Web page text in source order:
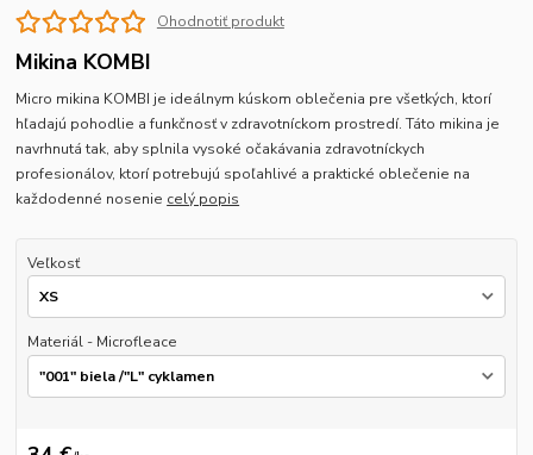
Ohodnotiť produkt
Mikina KOMBI
Micro mikina KOMBI je ideálnym kúskom oblečenia pre všetkých, ktorí
hľadajú pohodlie a funkčnosť v zdravotníckom prostredí. Táto mikina je
navrhnutá tak, aby splnila vysoké očakávania zdravotníckych
profesionálov, ktorí potrebujú spoľahlivé a praktické oblečenie na
každodenné nosenie celý popis
Veľkosť
Materiál - Microfleace